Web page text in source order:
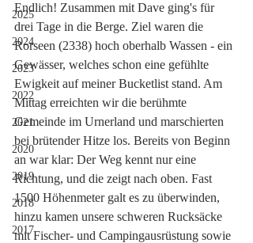
2025
2024
2023
2022
2021
2020
2019
2018
2017
Endlich! Zusammen mit Dave ging's für
drei Tage in die Berge. Ziel waren die
Rorseen (2338) hoch oberhalb Wassen - ein
Gewässer, welches schon eine gefühlte
Ewigkeit auf meiner Bucketlist stand. Am
Mittag erreichten wir die berühmte
Gemeinde im Urnerland und marschierten
bei brütender Hitze los. Bereits von Beginn
an war klar: Der Weg kennt nur eine
Richtung, und die zeigt nach oben. Fast
1500 Höhenmeter galt es zu überwinden,
hinzu kamen unsere schweren Rucksäcke
mit Fischer- und Campingausrüstung sowie